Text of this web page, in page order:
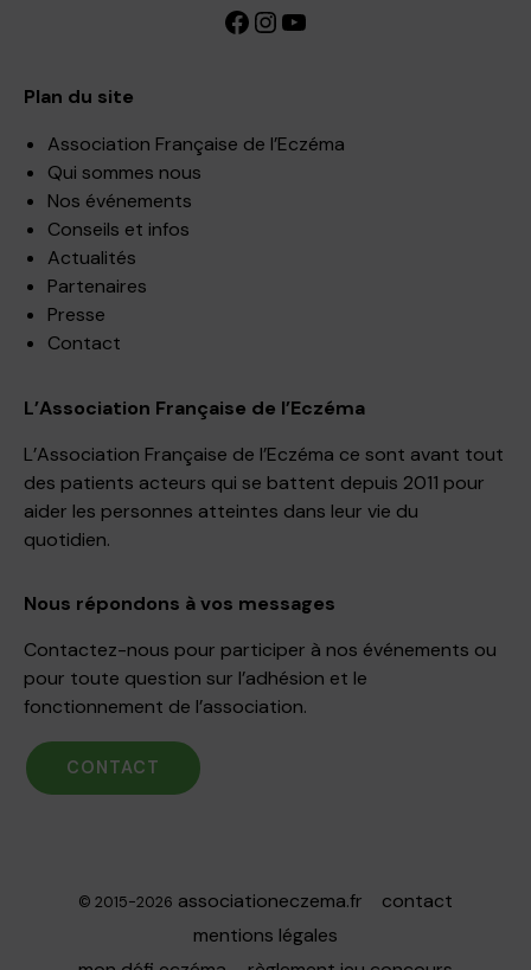
Facebook InstagramYouTube
Plan du site
Association Française de l’Eczéma
Qui sommes nous
Nos événements
Conseils et infos
Actualités
Partenaires
Presse
Contact
L’Association Française de l’Eczéma
L’Association Française de l’Eczéma ce sont avant tout
des patients acteurs qui se battent depuis 2011 pour
aider les personnes atteintes dans leur vie du
quotidien.
Nous répondons à vos messages
Contactez-nous pour participer à nos événements ou
pour toute question sur l’adhésion et le
fonctionnement de l’association.
CONTACT
© 2015-2026 associationeczema.fr
contact
mentions légales